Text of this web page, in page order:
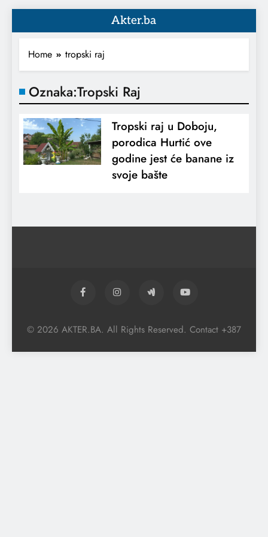
Akter.ba
Home tropski raj
Oznaka:Tropski Raj
Tropski raj u Doboju,
porodica Hurtić ove
godine jest će banane iz
svoje bašte
© 2026 AKTER.BA. All Rights Reserved. Contact +387